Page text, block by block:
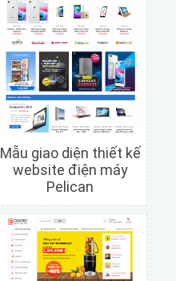
Chi tiết Xem trước
Mẫu giao diện thiết kế
website điện máy
Pelican